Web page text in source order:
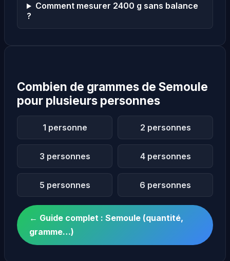
Comment mesurer 2400 g sans balance
?
Combien de grammes de Semoule
pour plusieurs personnes
1 personne 2 personnes
3 personnes 4 personnes
5 personnes 6 personnes
← Guide complet : Semoule (quantité,
gramme…)